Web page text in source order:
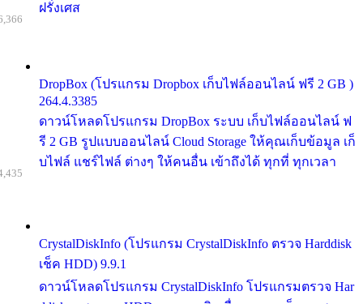
ฝรั่งเศส
DropBox (โปรแกรม Dropbox เก็บไฟล์ออนไลน์ ฟรี 2 GB )
264.4.3385
ดาวน์โหลดโปรแกรม DropBox ระบบ เก็บไฟล์ออนไลน์ ฟ
รี 2 GB รูปแบบออนไลน์ Cloud Storage ให้คุณเก็บข้อมูล เก็
บไฟล์ แชร์ไฟล์ ต่างๆ ให้คนอื่น เข้าถึงได้ ทุกที่ ทุกเวลา
CrystalDiskInfo (โปรแกรม CrystalDiskInfo ตรวจ Harddisk
เช็ค HDD) 9.9.1
ดาวน์โหลดโปรแกรม CrystalDiskInfo โปรแกรมตรวจ Har